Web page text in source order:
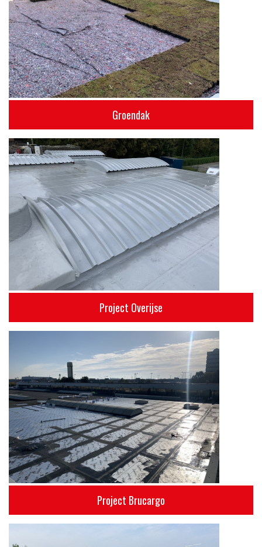
Groendak
Project Overijse
Project Brucargo